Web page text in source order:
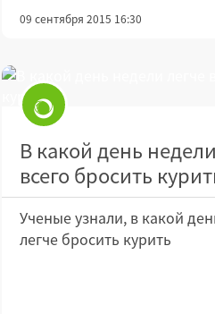
09 сентября 2015 16:30
В какой день
всего бросить
Ученые узнали, в какой
легче бросить курить